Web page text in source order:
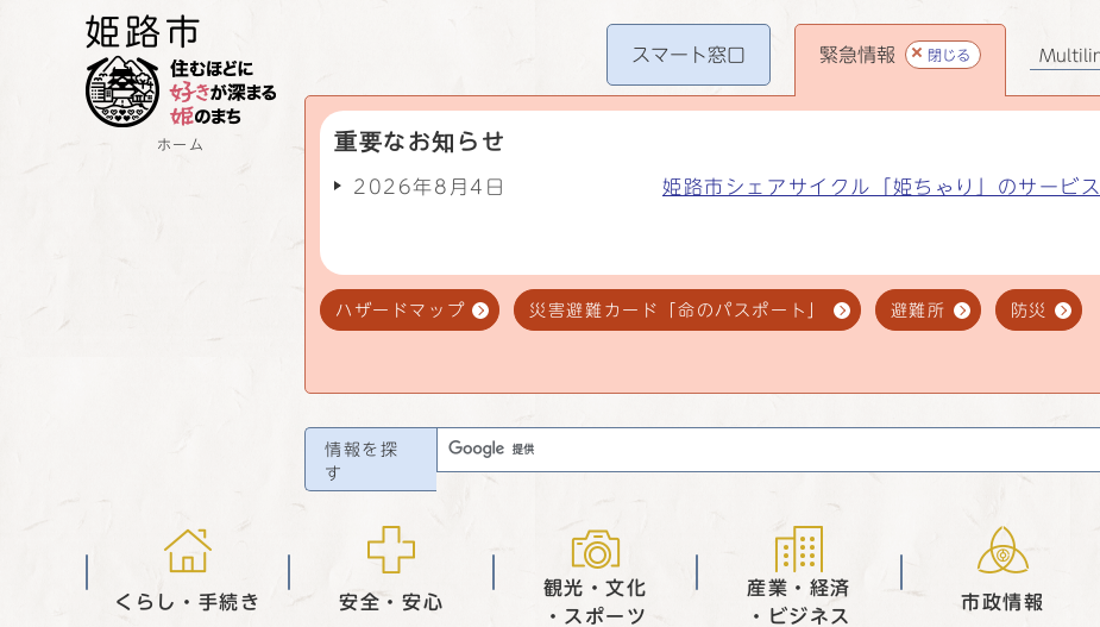
ホーム
スマート窓口 緊急情報 閉じる
重要なお知らせ
2026年8月4日 姫路市シェアサイクル「姫ちゃり」のサービ
ハザードマップ 災害避難カード「命のパスポート」 避難所 防災
情報を探
す
くらし・手続き 安全・安心
観光・文化
・スポーツ
産業・経済
・ビジネス
市政情報